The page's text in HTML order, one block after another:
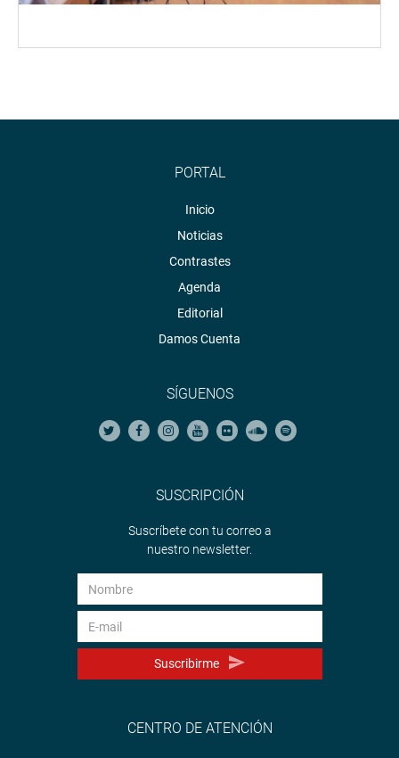
PORTAL
Inicio
Noticias
Contrastes
Agenda
Editorial
Damos Cuenta
SÍGUENOS
SUSCRIPCIÓN
Suscríbete con tu correo a
nuestro newsletter.
Suscribirme
CENTRO DE ATENCIÓN